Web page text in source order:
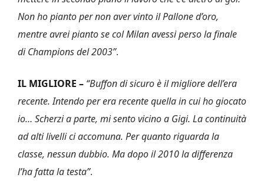
Non ho pianto per non aver vinto il Pallone d’oro,
mentre avrei pianto se col Milan avessi perso la finale
di Champions del 2003”.
IL MIGLIORE – “Buffon di sicuro è il migliore dell’era
recente. Intendo per era recente quella in cui ho giocato
io… Scherzi a parte, mi sento vicino a Gigi. La continuità
ad alti livelli ci accomuna. Per quanto riguarda la
classe, nessun dubbio. Ma dopo il 2010 la differenza
l’ha fatta la testa”.